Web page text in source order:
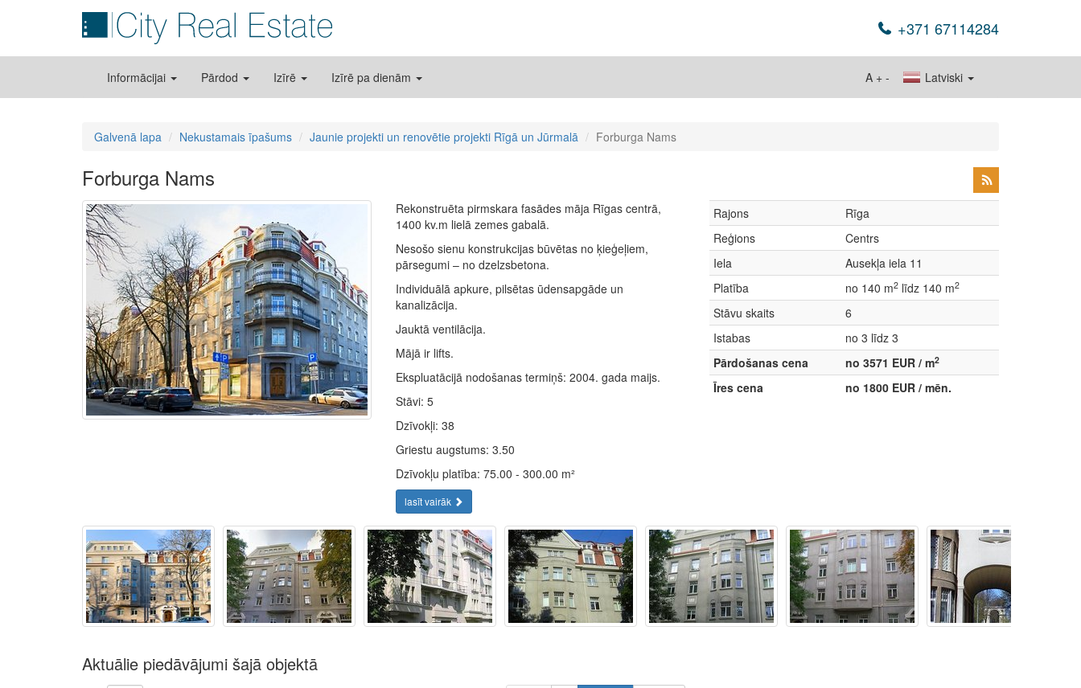
+371 67114284
Informācijai Pārdod Izīrē Izīrē pa dienām Latviski
A + -
Galvenā lapa Nekustamais īpašums Jaunie projekti un renovētie projekti Rīgā un Jūrmalā Forburga Nams
Forburga Nams
Rekonstruēta pirmskara fasādes māja Rīgas centrā,
1400 kv.m lielā zemes gabalā.
Nesošo sienu konstrukcijas būvētas no ķieģeļiem,
pārsegumi – no dzelzsbetona.
Individuālā apkure, pilsētas ūdensapgāde un
kanalizācija.
Jauktā ventilācija.
Mājā ir lifts.
Ekspluatācijā nodošanas termiņš: 2004. gada maijs.
Stāvi: 5
Dzīvokļi: 38
Griestu augstums: 3.50
Dzīvokļu platība: 75.00 - 300.00 m²
lasīt vairāk
Rajons
Rīga
Reģions
Centrs
Iela
Ausekļa iela 11
Platība
no 140 m2 līdz 140 m2
Stāvu skaits
6
Istabas
no 3 līdz 3
Pārdošanas cena
no 3571 EUR / m2
Īres cena no 1800 EUR / mēn.
Aktuālie piedāvājumi šajā objektā